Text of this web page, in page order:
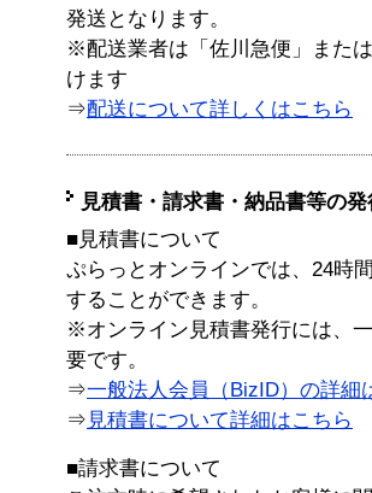
発送となります。
※配送業者は「佐川急便」また
けます
⇒配送について詳しくはこちら
見積書・請求書・納品書等の
■見積書について
ぷらっとオンラインでは、24時
することができます。
※オンライン見積書発行には、
要です。
⇒一般法人会員（BizID）の詳細
⇒ 見積書について詳細はこちら
■請求書について